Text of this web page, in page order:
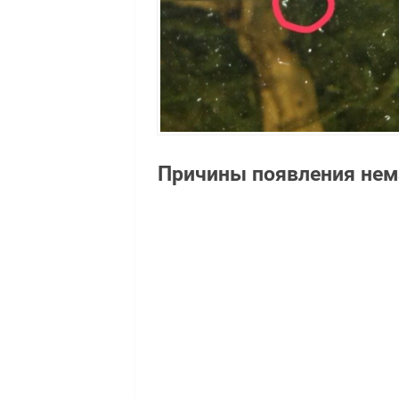
Причины появления